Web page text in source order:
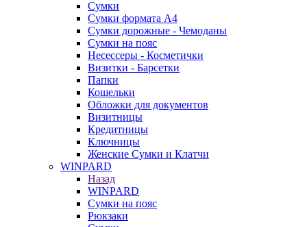
Сумки
Сумки формата А4
Сумки дорожные - Чемоданы
Сумки на пояс
Несессеры - Косметички
Визитки - Барсетки
Папки
Кошельки
Обложки для документов
Визитницы
Кредитницы
Ключницы
Женские Сумки и Клатчи
WINPARD
Назад
WINPARD
Сумки на пояс
Рюкзаки